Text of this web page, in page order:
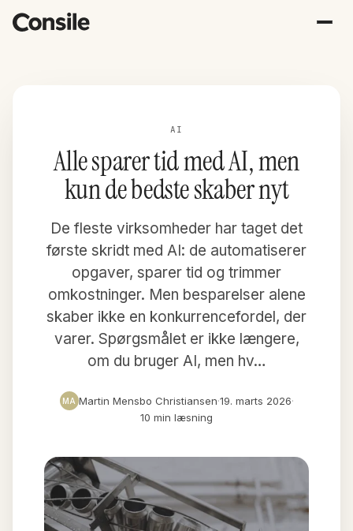
AI
Alle sparer tid med AI, men
kun de bedste skaber nyt
De fleste virksomheder har taget det
første skridt med AI: de automatiserer
opgaver, sparer tid og trimmer
omkostninger. Men besparelser alene
skaber ikke en konkurrencefordel, der
varer. Spørgsmålet er ikke længere,
om du bruger AI, men hv…
MA Martin Mensbo Christiansen·19. marts 2026·
10 min læsning